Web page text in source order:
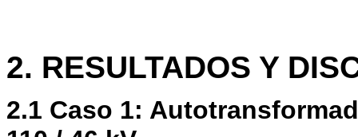
2. RESULTADOS Y
2.1 Caso 1: